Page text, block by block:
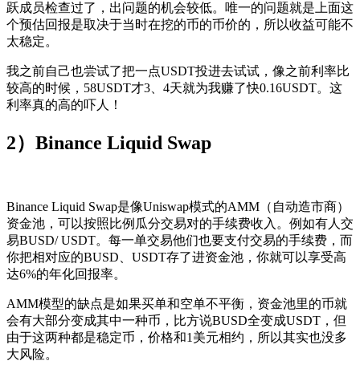
跃成员检查过了，出问题的机会较低。唯一的问题就是上面这
个预估回报是取决于当时在挖的币的币价的，所以收益可能不
太稳定。
我之前自己也尝试了把一点USDT投进去试试，像之前利率比
较高的时候，58USDT才3、4天就为我赚了快0.16USDT。这
利率真的高的吓人！
2）Binance Liquid Swap
Binance Liquid Swap是像Uniswap模式的AMM（自动造市商）
资金池，可以按照比例瓜分交易对的手续费收入。例如有人交
易BUSD/ USDT。每一单交易他们也要支付交易的手续费，而
你把相对应的BUSD、USDT存了进资金池，你就可以享受高
达6%的年化回报率。
AMM模型的缺点是如果买单和空单不平衡，资金池里的币就
会有大部分变成其中一种币，比方说BUSD全变成USDT，但
由于这两种都是稳定币，价格和1美元相约，所以其实也没多
大风险。